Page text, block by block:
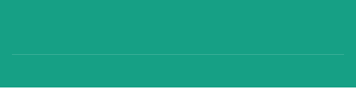
Політика конфіденційності та захисту персональних даних